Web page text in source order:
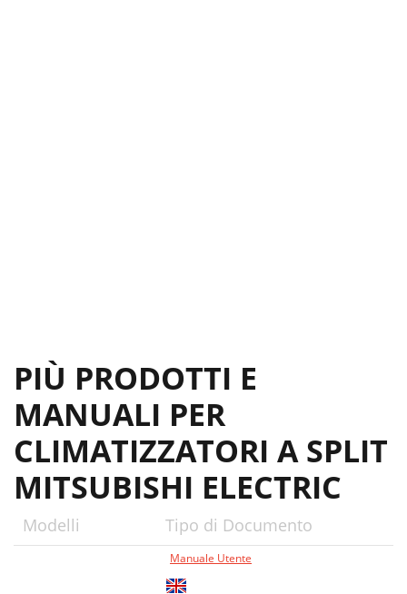
PIÙ PRODOTTI E
MANUALI PER
CLIMATIZZATORI A SPLIT
MITSUBISHI ELECTRIC
Modelli Tipo di Documento
Manuale Utente